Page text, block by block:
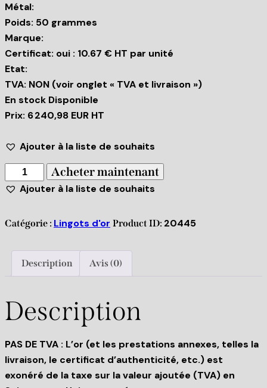
Métal:
Poids: 50 grammes
Marque:
Certificat: oui : 10.67 € HT par unité
Etat:
TVA: NON (voir onglet « TVA et livraison »)
En stock Disponible
Prix: 6 240,98 EUR HT
Ajouter à la liste de souhaits
Acheter maintenant
Ajouter à la liste de souhaits
Catégorie : Lingots d'or Product ID: 20445
Description Avis (0)
Description
PAS DE TVA : L’or (et les prestations annexes, telles la
livraison, le certificat d’authenticité, etc.) est
exonéré de la taxe sur la valeur ajoutée (TVA) en